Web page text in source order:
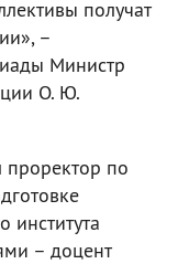
получат
–
Министр
О. Ю.
проректор по
института
– доцент